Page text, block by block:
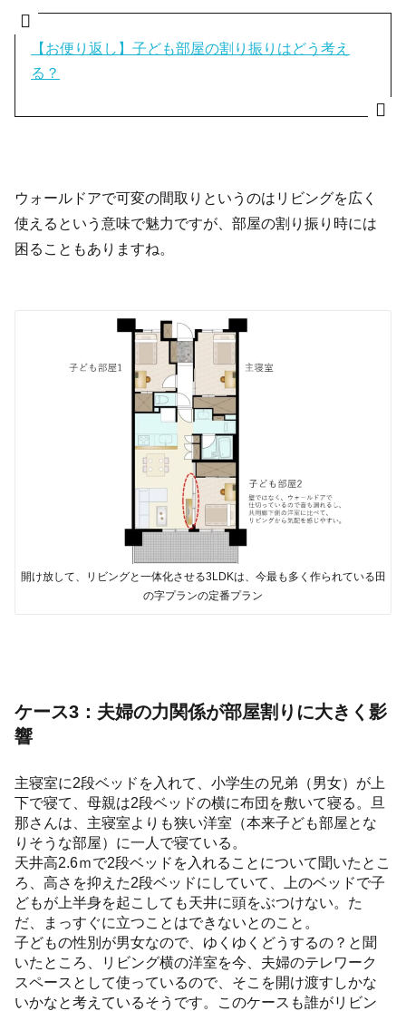
【お便り返し】子ども部屋の割り振りはどう考え
る？
ウォールドアで可変の間取りというのはリビングを広く
使えるという意味で魅力ですが、部屋の割り振り時には
困ることもありますね。
開け放して、リビングと一体化させる3LDKは、今最も多く作られている田
の字プランの定番プラン
ケース3：夫婦の力関係が部屋割りに大きく影
響
主寝室に2段ベッドを入れて、小学生の兄弟（男女）が上
下で寝て、母親は2段ベッドの横に布団を敷いて寝る。旦
那さんは、主寝室よりも狭い洋室（本来子ども部屋とな
りそうな部屋）に一人で寝ている。
天井高2.6ｍで2段ベッドを入れることについて聞いたとこ
ろ、高さを抑えた2段ベッドにしていて、上のベッドで子
どもが上半身を起こしても天井に頭をぶつけない。た
だ、まっすぐに立つことはできないとのこと。
子どもの性別が男女なので、ゆくゆくどうするの？と聞
いたところ、リビング横の洋室を今、夫婦のテレワーク
スペースとして使っているので、そこを開け渡すしかな
いかなと考えているそうです。このケースも誰がリビン